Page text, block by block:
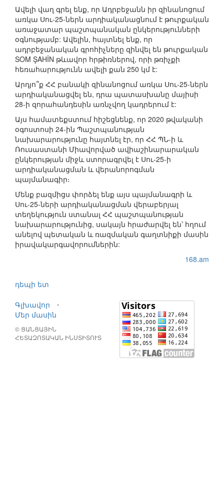
Ավելի վաղ գրել ենք, որ Ադրբեջանն իր զինանոցում
առկա Սու-25-ներն արդիականացնում է թուրքական
առաջատար պաշտպանական ընկերությունների
օգնությամբ: Ավելին, հայտնել ենք, որ
ադրբեջանական գրոհիչները զինվել են թուրքական
SOM ŞAHİN թևավոր հրթիռներով, որի թռիչքի
հեռահարությունն ավելի քան 250 կմ է:
Արդյո՞ք ՀՀ բանակի զինանոցում առկա Սու-25-ներն
արդիականացվել են, դրա պատասխանը մայիսի
28-ի զորահանդեսին առնչվող կադրերում է:
Այս համատեքստում հիշեցնենք, որ 2020 թվականի
օգոստոսի 24-ին Պաշտպանության
նախարարությունը հայտնել էր, որ ՀՀ ՊՆ-ի և
Ռուսաստանի Միավորված ավիաշինարարական
ընկերության միջև ստորագրվել է Սու-25-ի
արդիականացման և վերանորոգման
պայմանագիր։
Մենք բազմիցս փորձել ենք այս պայմանագրի և
Սու-25-ների արդիականացման վերաբերյալ
տեղեկություն ստանալ ՀՀ պաշտպանության
նախարարությունից, սակայն հրաժարվել են՝ հղում
անելով պետական և ռազմական գաղտնիքի մասին
իրավակարգավորումներին:
168.am
դեպի ետ
Գլխավոր
⋅
Մեր մասին
© ՑԱՆՑԱՅԻՆ
ՀԵՏԱԶՈՏԱԿԱՆ ԻՆՍՏԻՏՈՒՏ